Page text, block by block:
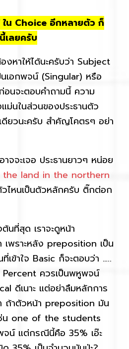
น Choice อีกหลายตัว ก็
เลยครับ
องหาให้ได้นะครับว่า Subject
นเอกพจน์ (Singular) หรือ
นจะตอบคำถามนี้ ความ
ม่นในส่วนของประธานตัว
ดียวนะครับ สำคัญโคตรๆ อย่า
จะเจอ ประธานยาวๆ หน่อย
land in the northern
ไหนเป็นตัวหลักครับ ติ๊กต่อก
ที่สุด เราจะดูหน้า
พราะหลัง preposition เป็น
เข้าใจ Basic ก็จะตอบว่า …..
ควรเป็นพหูพจน์
ดีเนาะ แต่อย่าลืมหลักการ
ถ้าตัวหน้า preposition มัน
น one of the students
น์ แต่กรณีนี้คือ 35% เอ๊ะ